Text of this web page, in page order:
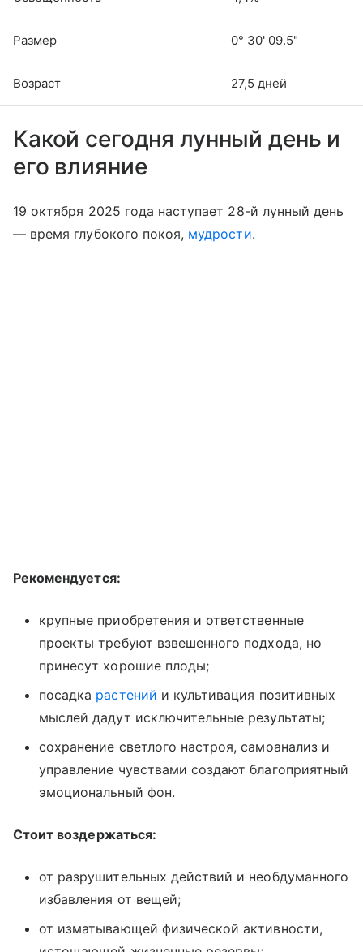
Размер 0° 30' 09.5"
Возраст 27,5 дней
Какой сегодня лунный день и
его влияние
19 октября 2025 года наступает 28-й лунный день
— время глубокого покоя, мудрости.
Рекомендуется:
крупные приобретения и ответственные
проекты требуют взвешенного подхода, но
принесут хорошие плоды;
посадка растений и культивация позитивных
мыслей дадут исключительные результаты;
сохранение светлого настроя, самоанализ и
управление чувствами создают благоприятный
эмоциональный фон.
Стоит воздержаться:
от разрушительных действий и необдуманного
избавления от вещей;
от изматывающей физической активности,